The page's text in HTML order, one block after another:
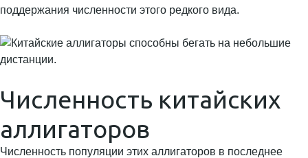
поддержания численности этого редкого вида.
Численность китайских
аллигаторов
Численность популяции этих аллигаторов в последнее